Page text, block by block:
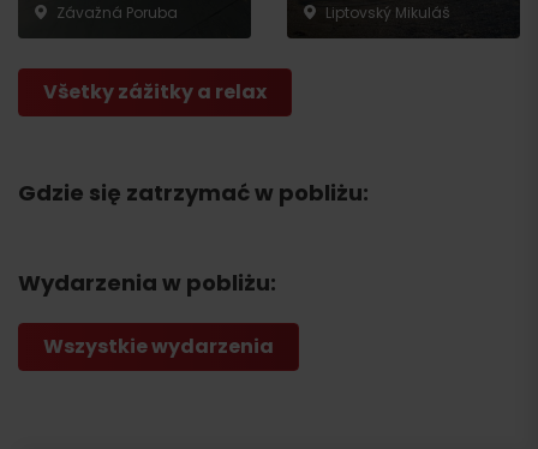
Závažná Poruba
Liptovský Mikuláš
Všetky zážitky a relax
Gdzie się zatrzymać w pobliżu:
Wydarzenia w pobliżu:
Wszystkie wydarzenia
Wyjazd